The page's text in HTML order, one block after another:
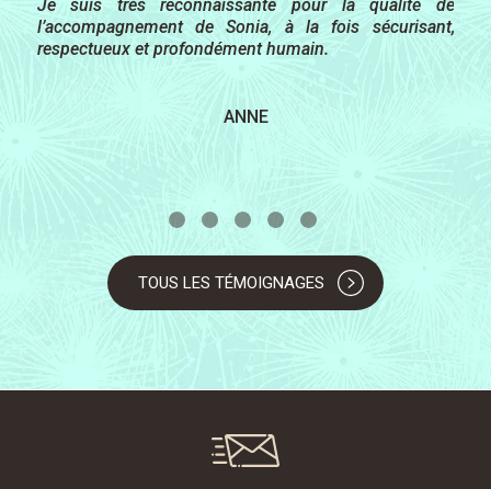
plus authentique à soi et aux autres.
Je recommande ce parcours à toute personne qui
souhaite approfondir son écoute intérieure et découvrir
profondément vivante.
Je suis très reconnaissante pour la qualité de
l’accompagnement de Sonia, à la fois sécurisant,
respectueux et profondément humain.
ANNE
CAROLINE
VÉRONIQUE
TOUS LES TÉMOIGNAGES